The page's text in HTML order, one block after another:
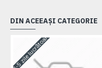
DIN ACEEAȘI CATEGORIE
3-5 zile lucrătoare